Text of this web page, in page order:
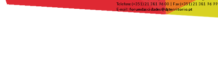
Telefone (+351) 21 381 96 00 | Fax (+351) 21 381 96 99
E-mail: forumdascidades@dgterritorio.pt